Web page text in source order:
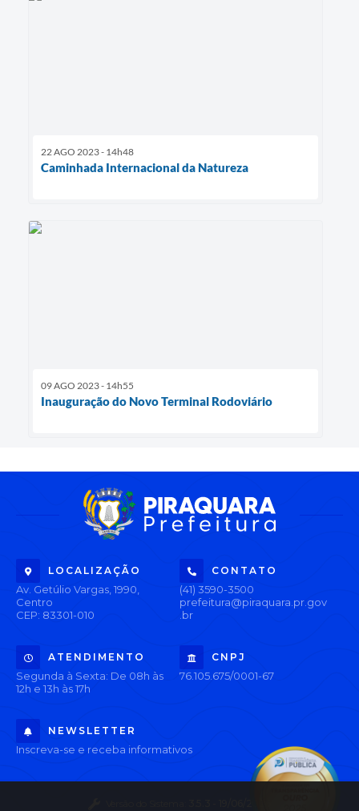
22 AGO 2023 - 14h48
Caminhada Internacional da Natureza
09 AGO 2023 - 14h55
Inauguração do Novo Terminal Rodoviário
LOCALIZAÇÃO
Av. Getúlio Vargas, 1990,
Centro
CEP: 83301-010
CONTATO
(41) 3590-3500
prefeitura@piraquara.pr.gov
.br
ATENDIMENTO
Segunda à Sexta: De 08h às
12h e 13h às 17h
CNPJ
76.105.675/0001-67
NEWSLETTER
Inscreva-se e receba informativos